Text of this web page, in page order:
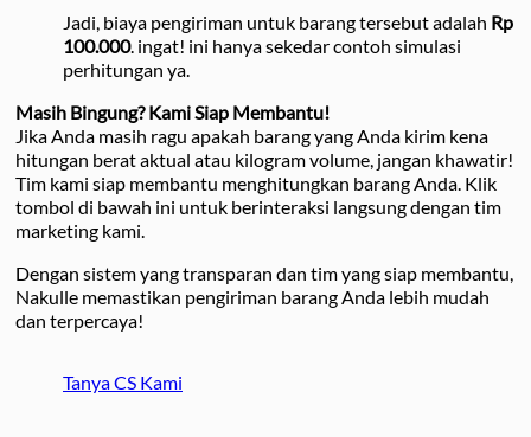
Jadi, biaya pengiriman untuk barang tersebut adalah Rp
100.000. ingat! ini hanya sekedar contoh simulasi
perhitungan ya.
Masih Bingung? Kami Siap Membantu!
Jika Anda masih ragu apakah barang yang Anda kirim kena
hitungan berat aktual atau kilogram volume, jangan khawatir!
Tim kami siap membantu menghitungkan barang Anda. Klik
tombol di bawah ini untuk berinteraksi langsung dengan tim
marketing kami.
Dengan sistem yang transparan dan tim yang siap membantu,
Nakulle memastikan pengiriman barang Anda lebih mudah
dan terpercaya!
Tanya CS Kami